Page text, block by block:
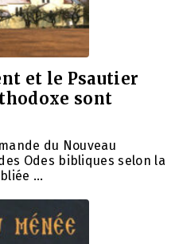
et le Psautier
sont
du Nouveau
Odes bibliques selon la
…